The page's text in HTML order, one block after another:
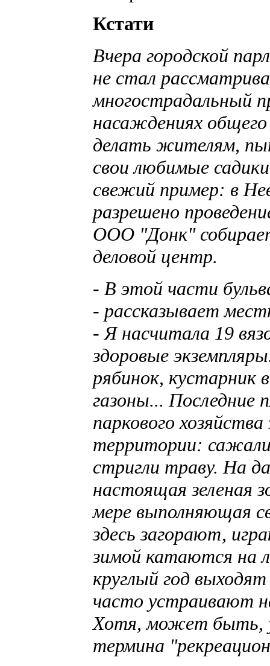
Кстати
Вчера городской
не стал
многострадальный
насаждениях
делать жителям,
свои любимые
свежий пример: в
разрешено
ООО "Донк"
деловой центр.
- В этой части
- рассказывает
- Я насчитала 19
здоровые
рябинок, кустарник
газоны... Последние
паркового
территории: сажали
стригли траву. На
настоящая зеленая
мере выполняющая
здесь загорают,
зимой катаются на
круглый год
часто устраивают
Хотя, может быть, у
термина